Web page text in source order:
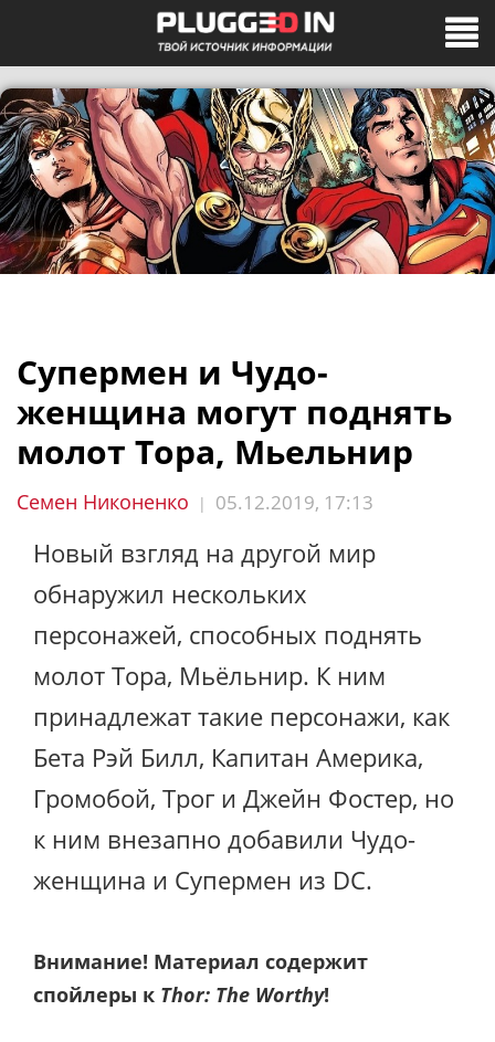
Супермен и Чудо-
женщина могут поднять
молот Тора, Мьельнир
Семен Никоненко | 05.12.2019, 17:13
Новый взгляд на другой мир
обнаружил нескольких
персонажей, способных поднять
молот Тора, Мьёльнир. К ним
принадлежат такие персонажи, как
Бета Рэй Билл, Капитан Америка,
Громобой, Трог и Джейн Фостер, но
к ним внезапно добавили Чудо-
женщина и Супермен из DC.
Внимание! Материал содержит
спойлеры к Thor: The Worthy!